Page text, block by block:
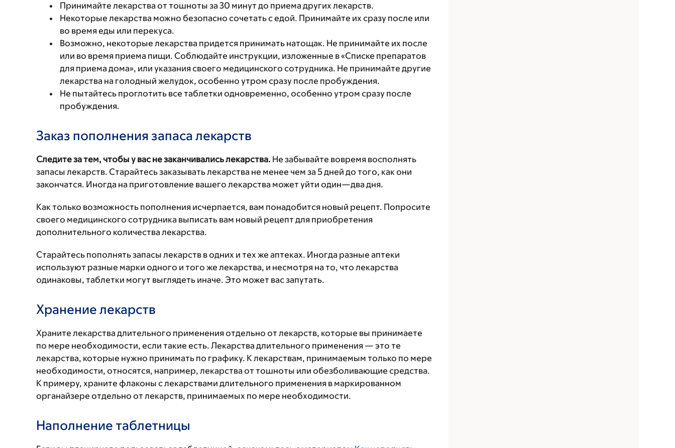
Принимайте лекарства от тошноты за 30 минут до приема других лекарств.
Некоторые лекарства можно безопасно сочетать с едой. Принимайте их сразу после или
во время еды или перекуса.
Возможно, некоторые лекарства придется принимать натощак. Не принимайте их после
или во время приема пищи. Соблюдайте инструкции, изложенные в «Списке препаратов
для приема дома», или указания своего медицинского сотрудника. Не принимайте другие
лекарства на голодный желудок, особенно утром сразу после пробуждения.
Не пытайтесь проглотить все таблетки одновременно, особенно утром сразу после
пробуждения.
Заказ пополнения запаса лекарств
Следите за тем, чтобы у вас не заканчивались лекарства. Не забывайте вовремя восполнять
запасы лекарств. Старайтесь заказывать лекарства не менее чем за 5 дней до того, как они
закончатся. Иногда на приготовление вашего лекарства может уйти один—два дня.
Как только возможность пополнения исчерпается, вам понадобится новый рецепт. Попросите
своего медицинского сотрудника выписать вам новый рецепт для приобретения
дополнительного количества лекарства.
Старайтесь пополнять запасы лекарств в одних и тех же аптеках. Иногда разные аптеки
используют разные марки одного и того же лекарства, и несмотря на то, что лекарства
одинаковы, таблетки могут выглядеть иначе. Это может вас запутать.
Хранение лекарств
Храните лекарства длительного применения отдельно от лекарств, которые вы принимаете
по мере необходимости, если такие есть. Лекарства длительного применения — это те
лекарства, которые нужно принимать по графику. К лекарствам, принимаемым только по мере
необходимости, относятся, например, лекарства от тошноты или обезболивающие средства.
К примеру, храните флаконы с лекарствами длительного применения в маркированном
органайзере отдельно от лекарств, принимаемых по мере необходимости.
Наполнение таблетницы